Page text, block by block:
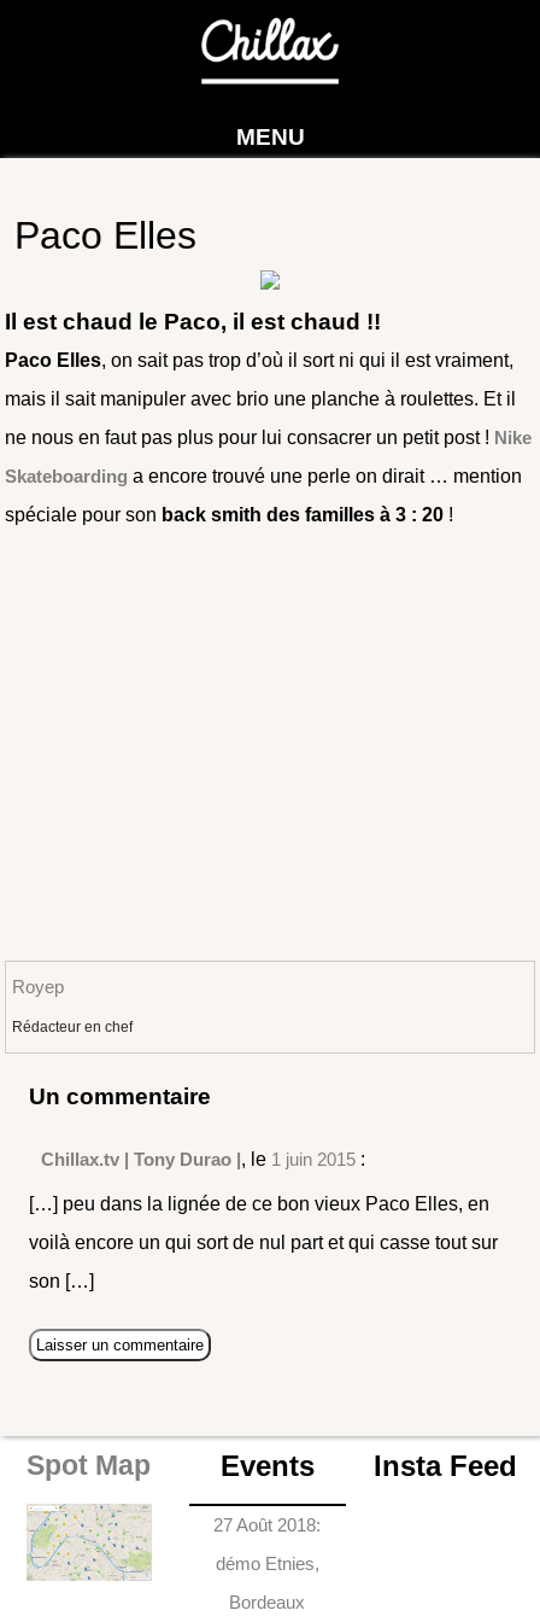
MENU
Paco Elles
Il est chaud le Paco, il est chaud !!
Paco Elles, on sait pas trop d’où il sort ni qui il est vraiment,
mais il sait manipuler avec brio une planche à roulettes. Et il
ne nous en faut pas plus pour lui consacrer un petit post ! Nike
Skateboarding a encore trouvé une perle on dirait … mention
spéciale pour son back smith des familles à 3 : 20 !
Royep
Rédacteur en chef
Un commentaire
Chillax.tv | Tony Durao |, le 1 juin 2015 :
[…] peu dans la lignée de ce bon vieux Paco Elles, en
voilà encore un qui sort de nul part et qui casse tout sur
son […]
Spot Map Events
27 Août 2018:
démo Etnies,
Bordeaux
Insta Feed